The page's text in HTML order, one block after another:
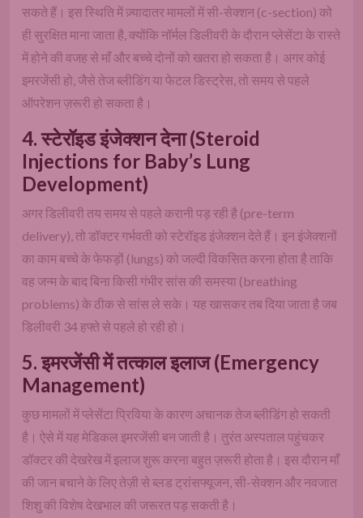
सकते हैं। इस स्थिति में ज़्यादातर मामलों में सी-सेक्शन (c-section) को
ही सुरक्षित माना जाता है, क्योंकि नॉर्मल डिलीवरी के दौरान प्लेसेंटा के रास्ते
में होने की वजह से माँ और बच्चे दोनों को खतरा हो सकता है। अगर कोई
इमरजेंसी हो, जैसे तेज ब्लीडिंग या फेटल डिस्ट्रेस, तो समय से पहले
ऑपरेशन ज़रूरी हो सकता है।
4. स्टेरॉइड इंजेक्शन देना (Steroid
Injections for Baby’s Lung
Development)
अगर डिलीवरी तय समय से पहले करानी पड़ रही है (pre-term
delivery), तो डॉक्टर गर्भवती को स्टेरॉइड इंजेक्शन देते हैं। इन इंजेक्शनों
का काम बच्चे के फेफड़ों (lungs) को जल्दी विकसित करना होता है ताकि
वह जन्म के बाद बिना किसी गंभीर सांस की समस्या (breathing
problems) के ठीक से सांस ले सके। यह खासकर तब दिया जाता है जब
डिलीवरी 34 हफ्ते से पहले हो रही हो।
5. इमरजेंसी में तत्काल इलाज (Emergency
Management)
कुछ मामलों में प्लेसेंटा प्रिविया के कारण अचानक तेज ब्लीडिंग हो सकती
है। ऐसे में यह मेडिकल इमरजेंसी बन जाती है। तुरंत अस्पताल पहुंचकर
डॉक्टर की देखरेख में इलाज शुरू करना बहुत ज़रूरी होता है। इस दौरान माँ
की जान बचाने के लिए तेज़ी से ब्लड ट्रांसफ्यूजन, सी-सेक्शन और नवजात
शिशु की विशेष देखभाल की जरूरत पड़ सकती है।